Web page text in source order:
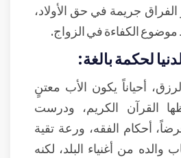
جريمة في حق الأولاد،
موضوع الكفاءة في الزواج.
لحكمة بالغة:
أحياناً يكون الأب معتنٍ
القرآن الكريم، ودرست
أحكام الفقه، ورعة تقية
والده من أغنياء البلد، لكنه